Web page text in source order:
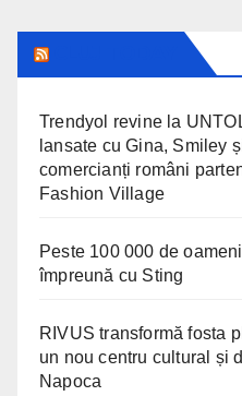
Trendyol revine la
lansate cu Gina, Smiley
comercianți români
Fashion Village
Peste 100 000 de
împreună cu Sting
RIVUS transformă fosta
un nou centru cultural și
Napoca